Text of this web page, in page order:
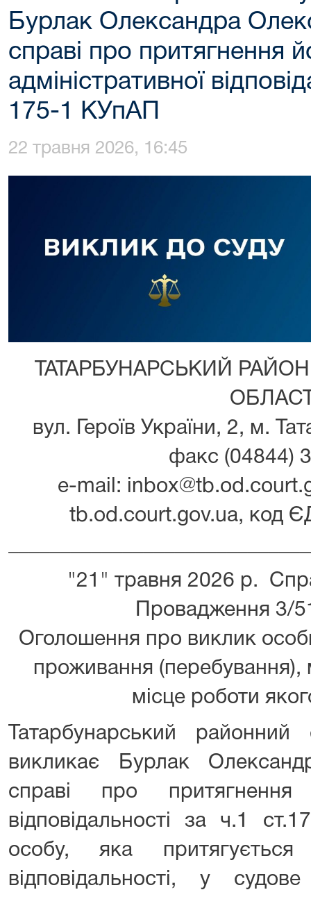
Бурлак Олександра
справі про притягнення
адміністративної
175-1 КУпАП
22 травня 2026, 16:45
ТАТАРБУНАРСЬКИЙ
вул. Героїв України, 2, м.
факс (04844)
e-mail:
tb.od.court.gov.ua, код
"21" травня 2026 р.
Провадження 3/
Оголошення про виклик
проживання (перебування),
місце роботи
Татарбунарський
викликає Бурлак
справі про притягнення
відповідальності за ч.1
особу, яка притягується
відповідальності, у